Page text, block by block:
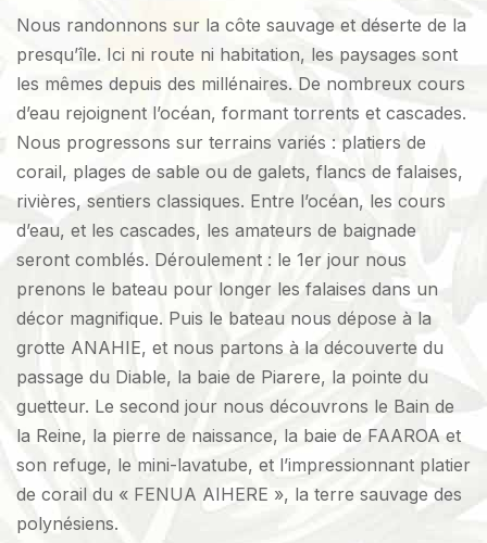
Nous randonnons sur la côte sauvage et déserte de la
presqu’île. Ici ni route ni habitation, les paysages sont
les mêmes depuis des millénaires. De nombreux cours
d’eau rejoignent l’océan, formant torrents et cascades.
Nous progressons sur terrains variés : platiers de
corail, plages de sable ou de galets, flancs de falaises,
rivières, sentiers classiques. Entre l’océan, les cours
d’eau, et les cascades, les amateurs de baignade
seront comblés. Déroulement : le 1er jour nous
prenons le bateau pour longer les falaises dans un
décor magnifique. Puis le bateau nous dépose à la
grotte ANAHIE, et nous partons à la découverte du
passage du Diable, la baie de Piarere, la pointe du
guetteur. Le second jour nous découvrons le Bain de
la Reine, la pierre de naissance, la baie de FAAROA et
son refuge, le mini-lavatube, et l’impressionnant platier
de corail du « FENUA AIHERE », la terre sauvage des
polynésiens.